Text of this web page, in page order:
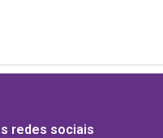
redes sociais